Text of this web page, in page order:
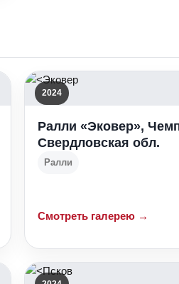
2024
Ралли «Эковер»,
Свердловская обл.
Ралли
Смотреть галерею →